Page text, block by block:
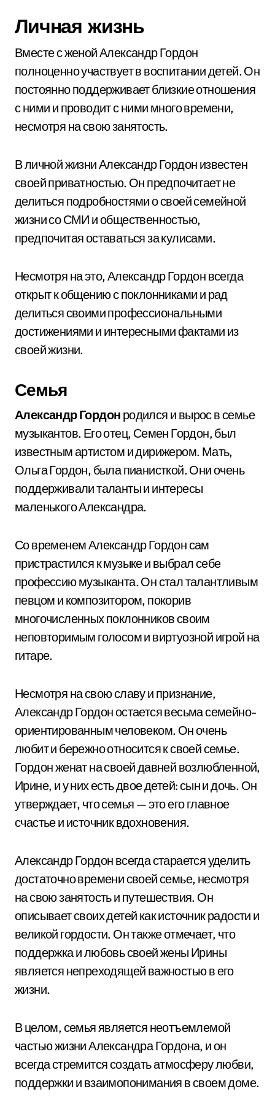
Личная жизнь
Вместе с женой Александр Гордон
полноценно участвует в воспитании детей. Он
постоянно поддерживает близкие отношения
с ними и проводит с ними много времени,
несмотря на свою занятость.
В личной жизни Александр Гордон известен
своей приватностью. Он предпочитает не
делиться подробностями о своей семейной
жизни со СМИ и общественностью,
предпочитая оставаться за кулисами.
Несмотря на это, Александр Гордон всегда
открыт к общению с поклонниками и рад
делиться своими профессиональными
достижениями и интересными фактами из
своей жизни.
Семья
Александр Гордон родился и вырос в семье
музыкантов. Его отец, Семен Гордон, был
известным артистом и дирижером. Мать,
Ольга Гордон, была пианисткой. Они очень
поддерживали таланты и интересы
маленького Александра.
Со временем Александр Гордон сам
пристрастился к музыке и выбрал себе
профессию музыканта. Он стал талантливым
певцом и композитором, покорив
многочисленных поклонников своим
неповторимым голосом и виртуозной игрой на
гитаре.
Несмотря на свою славу и признание,
Александр Гордон остается весьма семейно-
ориентированным человеком. Он очень
любит и бережно относится к своей семье.
Гордон женат на своей давней возлюбленной,
Ирине, и у них есть двое детей: сын и дочь. Он
утверждает, что семья — это его главное
счастье и источник вдохновения.
Александр Гордон всегда старается уделить
достаточно времени своей семье, несмотря
на свою занятость и путешествия. Он
описывает своих детей как источник радости и
великой гордости. Он также отмечает, что
поддержка и любовь своей жены Ирины
является непреходящей важностью в его
жизни.
В целом, семья является неотъемлемой
частью жизни Александра Гордона, и он
всегда стремится создать атмосферу любви,
поддержки и взаимопонимания в своем доме.